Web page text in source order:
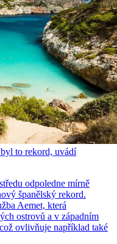
to rekord, uvádí
odpoledne mírně
španělský rekord.
Aemet, která
ostrovů a v západním
ovlivňuje například také